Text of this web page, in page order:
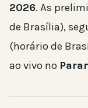
2026. As
de Brasília),
(horário de
ao vivo no